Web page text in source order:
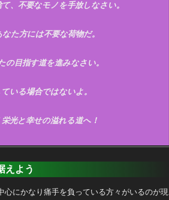
、不要なモノを手放しなさい。
た方には不要な荷物だ。
の目指す道を進みなさい。
いる場合ではないよ。
光と幸せの溢れる道へ！
えよう
にかなり痛手を負っている方々がいるのが現